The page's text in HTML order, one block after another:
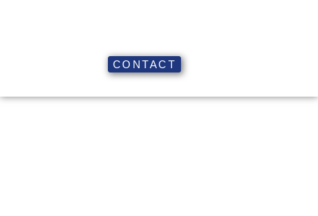
CONTACT